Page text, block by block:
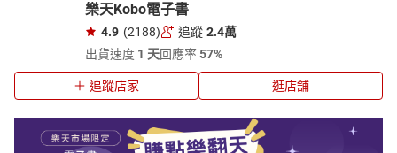
樂天Kobo電子書
4.9 (2188) 追蹤 2.4萬
出貨速度 1 天回應率57%
追蹤店家 逛店舖